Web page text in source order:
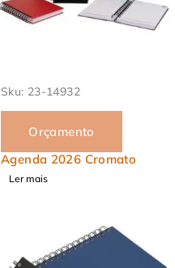
Sku: 23-14932
Orçamento
Agenda 2026 Cromato
Ler mais